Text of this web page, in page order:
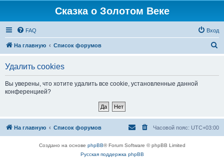
Сказка о Золотом Веке
FAQ Вход
На главную Список форумов
Удалить cookies
Вы уверены, что хотите удалить все cookie, установленные данной
конференцией?
На главную Список форумов Часовой пояс: UTC+03:00
Создано на основе phpBB® Forum Software © phpBB Limited
Русская поддержка phpBB